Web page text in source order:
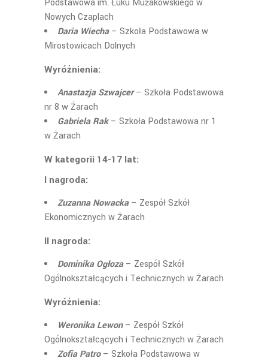
Podstawowa im. Łuku Mużakowskiego w
Nowych Czaplach
Daria Wiecha– Szkoła Podstawowa w
Mirostowicach Dolnych
Wyróżnienia:
Anastazja Szwajcer– Szkoła Podstawowa
nr 8 w Żarach
Gabriela Rak– Szkoła Podstawowa nr 1
w Żarach
W kategorii 14-17 lat:
I nagroda:
Zuzanna Nowacka– Zespół Szkół
Ekonomicznych w Żarach
II nagroda:
Dominika Ogłoza– Zespół Szkół
Ogólnokształcących i Technicznych w Żarach
Wyróżnienia:
Weronika Lewon– Zespół Szkół
Ogólnokształcących i Technicznych w Żarach
Zofia Patro– Szkoła Podstawowa w